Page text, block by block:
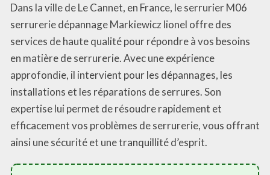
Dans la ville de Le Cannet, en France, le serrurier M06
serrurerie dépannage Markiewicz lionel offre des
services de haute qualité pour répondre à vos besoins
en matière de serrurerie. Avec une expérience
approfondie, il intervient pour les dépannages, les
installations et les réparations de serrures. Son
expertise lui permet de résoudre rapidement et
efficacement vos problèmes de serrurerie, vous offrant
ainsi une sécurité et une tranquillité d’esprit.